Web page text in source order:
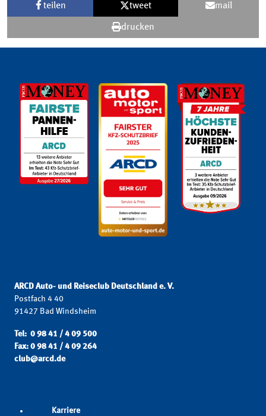
teilen tweet mail
drucken
ARCD Auto- und Reiseclub Deutschland e. V.
Postfach 4 40
91427 Bad Windsheim
Tel: 0 98 41 / 4 09 500
Fax: 0 98 41 / 4 09 264
club@arcd.de
Karriere